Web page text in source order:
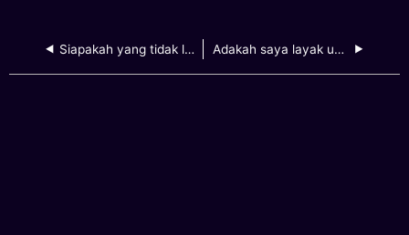
Siapakah yang tidak layak untuk kempen ini? Adakah saya layak untuk menyertai kempen ini?